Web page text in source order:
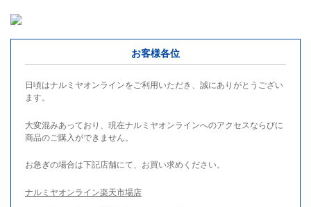
お客様各位
日頃はナルミヤオンラインをご利用いただき、誠にありがとうござい
ます。
大変混みあっており、現在ナルミヤオンラインへのアクセスならびに
商品のご購入ができません。
お急ぎの場合は下記店舗にて、お買い求めください。
ナルミヤオンライン楽天市場店